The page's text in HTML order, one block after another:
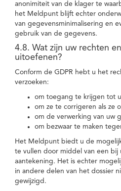
anonimiteit van de klager te
het Meldpunt blijft echter
van gegevensminimalisering en
gebruik van de gegevens.
4.8. Wat zijn uw rechten
uitoefenen?
Conform de GDPR hebt u het
verzoeken:
om toegang te krijgen tot
om ze te corrigeren als ze
om de verwerking van uw
om bezwaar te maken
Het Meldpunt biedt u de
te vullen door middel van een
aantekening. Het is echter
in andere delen van het dossier
gewijzigd.